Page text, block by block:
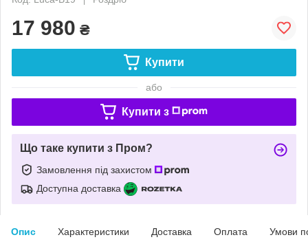
17 980 ₴
Купити
або
Купити з
Що таке купити з Пром?
Замовлення під захистом
Доступна доставка
Опис Характеристики Доставка Оплата Умови